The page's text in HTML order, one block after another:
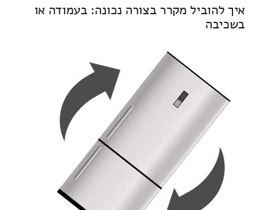
איך להוביל מקרר בצורה נכונה: בעמודה או
בשכיבה